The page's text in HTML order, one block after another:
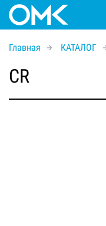
Главная КАТАЛОГ
CR